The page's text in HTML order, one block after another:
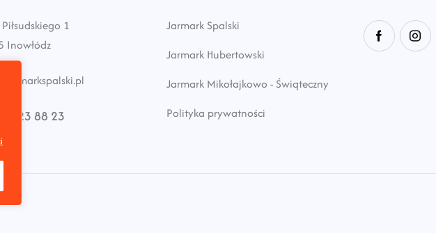
1
Inowłódz
23 88 23
Jarmark Spalski
Jarmark Hubertowski
Jarmark Mikołajkowo - Świąteczny
Polityka prywatności